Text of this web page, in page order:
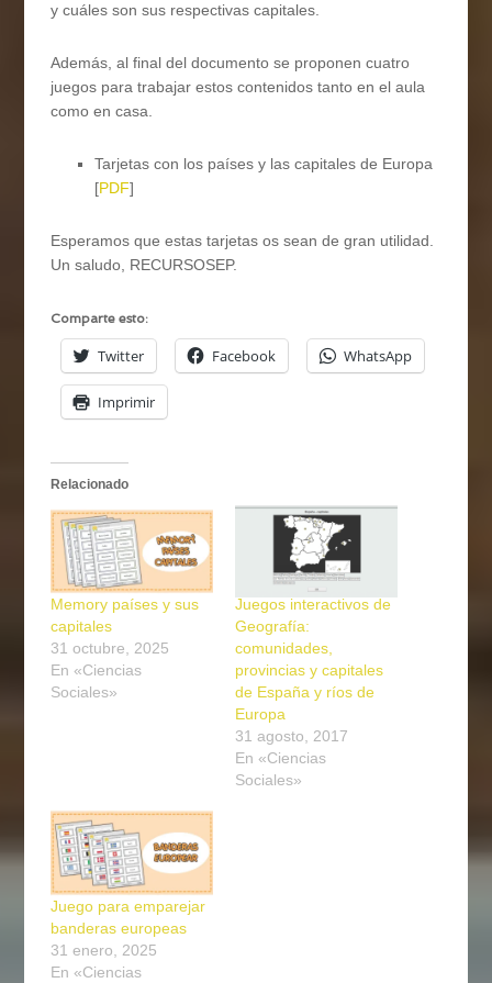
y cuáles son sus respectivas capitales.
Además, al final del documento se proponen cuatro
juegos para trabajar estos contenidos tanto en el aula
como en casa.
Tarjetas con los países y las capitales de Europa
[PDF]
Esperamos que estas tarjetas os sean de gran utilidad.
Un saludo, RECURSOSEP.
Comparte esto:
Twitter Facebook WhatsApp
Imprimir
Relacionado
Memory países y sus
capitales
31 octubre, 2025
En «Ciencias
Sociales»
Juegos interactivos de
Geografía:
comunidades,
provincias y capitales
de España y ríos de
Europa
31 agosto, 2017
En «Ciencias
Sociales»
Juego para emparejar
banderas europeas
31 enero, 2025
En «Ciencias